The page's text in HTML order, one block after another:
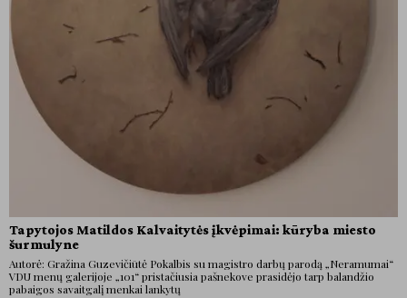
Tapytojos Matildos Kalvaitytės įkvėpimai: kūryba miesto
šurmulyne
Autorė: Gražina Guzevičiūtė Pokalbis su magistro darbų parodą „Neramumai“
VDU menų galerijoje „101“ pristačiusia pašnekove prasidėjo tarp balandžio
pabaigos savaitgalį menkai lankytų